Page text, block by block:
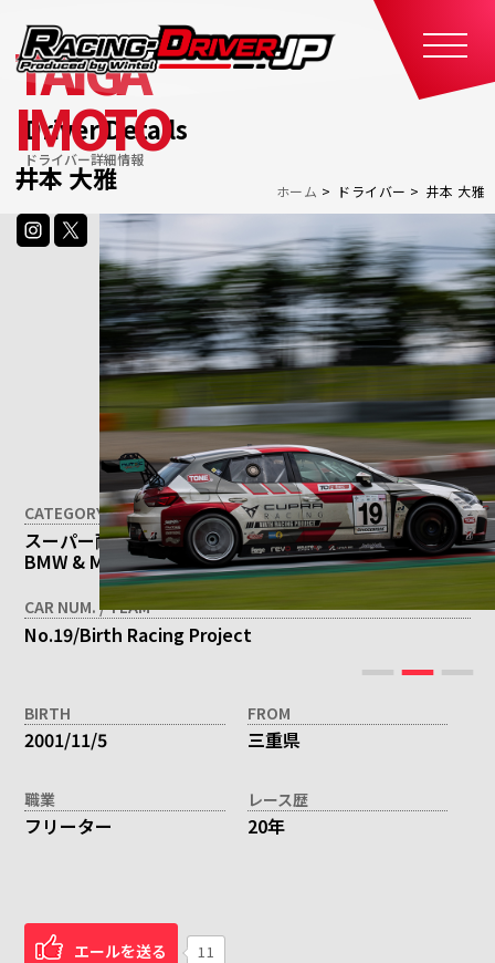
Driver Details
ドライバー詳細情報
ホーム
ドライバー 井本 大雅
TAIGA
IMOTO
井本 大雅
CATEGORY
スーパー耐久シリーズ ST-TCRクラス
BMW & MINI Racing
CAR NUM. / TEAM
No.19/Birth Racing Project
BIRTH
2001/11/5
FROM
三重県
職業
フリーター
レース歴
20年
エールを送る 11